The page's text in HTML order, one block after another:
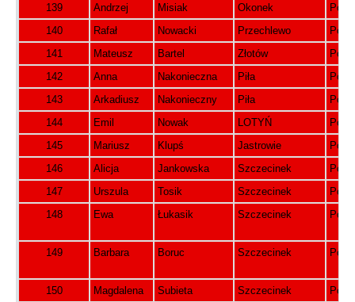
139
Andrzej Misiak Okonek
140
Rafał Nowacki Przechlewo
141
Mateusz Bartel Złotów
142
Anna Nakonieczna Piła
143
Arkadiusz Nakonieczny Piła
144
Emil Nowak LOTYŃ
145
Mariusz Klupś Jastrowie
146
Alicja Jankowska Szczecinek
147
Urszula Tosik Szczecinek
148
Ewa Łukasik Szczecinek
149 Barbara Boruc Szczecinek
150 Magdalena Subieta Szczecinek